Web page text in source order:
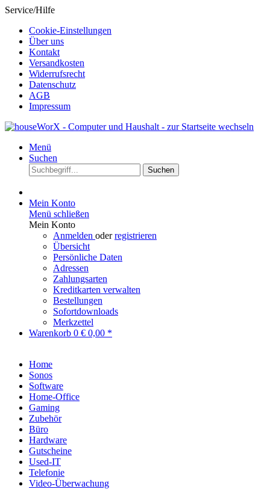
Service/Hilfe
Cookie-Einstellungen
Über uns
Kontakt
Versandkosten
Widerrufsrecht
Datenschutz
AGB
Impressum
Menü
Suchen
Suchen
Mein Konto
Menü schließen
Mein Konto
Anmelden oderregistrieren
Übersicht
Persönliche Daten
Adressen
Zahlungsarten
Kreditkarten verwalten
Bestellungen
Sofortdownloads
Merkzettel
Warenkorb 0 € 0,00 *
Home
Sonos
Software
Home-Office
Gaming
Zubehör
Büro
Hardware
Gutscheine
Used-IT
Telefonie
Video-Überwachung